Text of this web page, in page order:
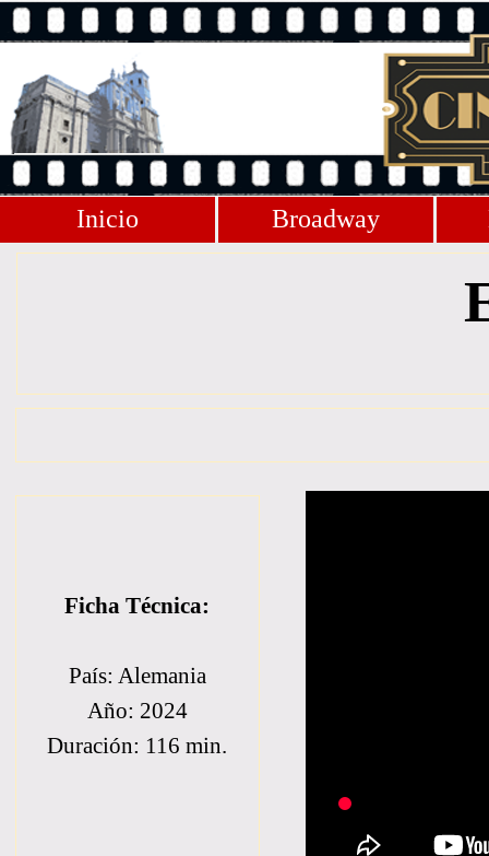
Inicio Broadway
Ficha Técnica:
País: Alemania
Año: 2024
Duración: 116 min.